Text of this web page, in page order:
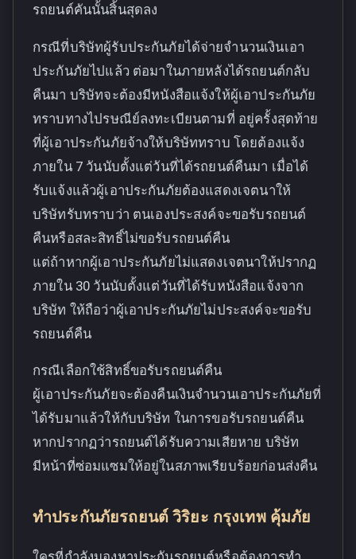
รถยนต์คันนั้นสิ้นสุดลง
กรณีที่บริษัทผู้รับประกันภัยได้จ่ายจำนวนเงินเอา
ประกันภัยไปแล้ว ต่อมาในภายหลังได้รถยนต์กลับ
คืนมา บริษัทจะต้องมีหนังสือแจ้งให้ผู้เอาประกันภัย
ทราบทางไปรษณีย์ลงทะเบียนตามที่ อยู่ครั้งสุดท้าย
ที่ผู้เอาประกันภัยจ้างให้บริษัททราบ โดยต้องแจ้ง
ภายใน 7 วันนับตั้งแต่วันที่ได้รถยนต์คืนมา เมื่อได้
รับแจ้งแล้วผู้เอาประกันภัยต้องแสดงเจตนาให้
บริษัทรับทราบว่า ตนเองประสงค์จะขอรับรถยนต์
คืนหรือสละสิทธิ์ไม่ขอรับรถยนต์คืน
แต่ถ้าหากผู้เอาประกันภัยไม่แสดงเจตนาให้ปรากฏ
ภายใน 30 วันนับตั้งแต่วันที่ได้รับหนังสือแจ้งจาก
บริษัท ให้ถือว่าผู้เอาประกันภัยไม่ประสงค์จะขอรับ
รถยนต์คืน
กรณีเลือกใช้สิทธิ์ขอรับรถยนต์คืน
ผู้เอาประกันภัยจะต้องคืนเงินจำนวนเอาประกันภัยที่
ได้รับมาแล้วให้กับบริษัท ในการขอรับรถยนต์คืน
หากปรากฏว่ารถยนต์ได้รับความเสียหาย บริษัท
มีหน้าที่ซ่อมแซมให้อยู่ในสภาพเรียบร้อยก่อนส่งคืน
ทำประกันภัยรถยนต์ วิริยะ กรุงเทพ คุ้มภัย